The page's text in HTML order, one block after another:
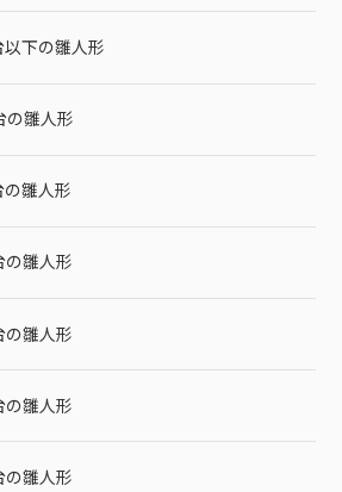
下の雛人形
雛人形
雛人形
雛人形
雛人形
雛人形
雛人形